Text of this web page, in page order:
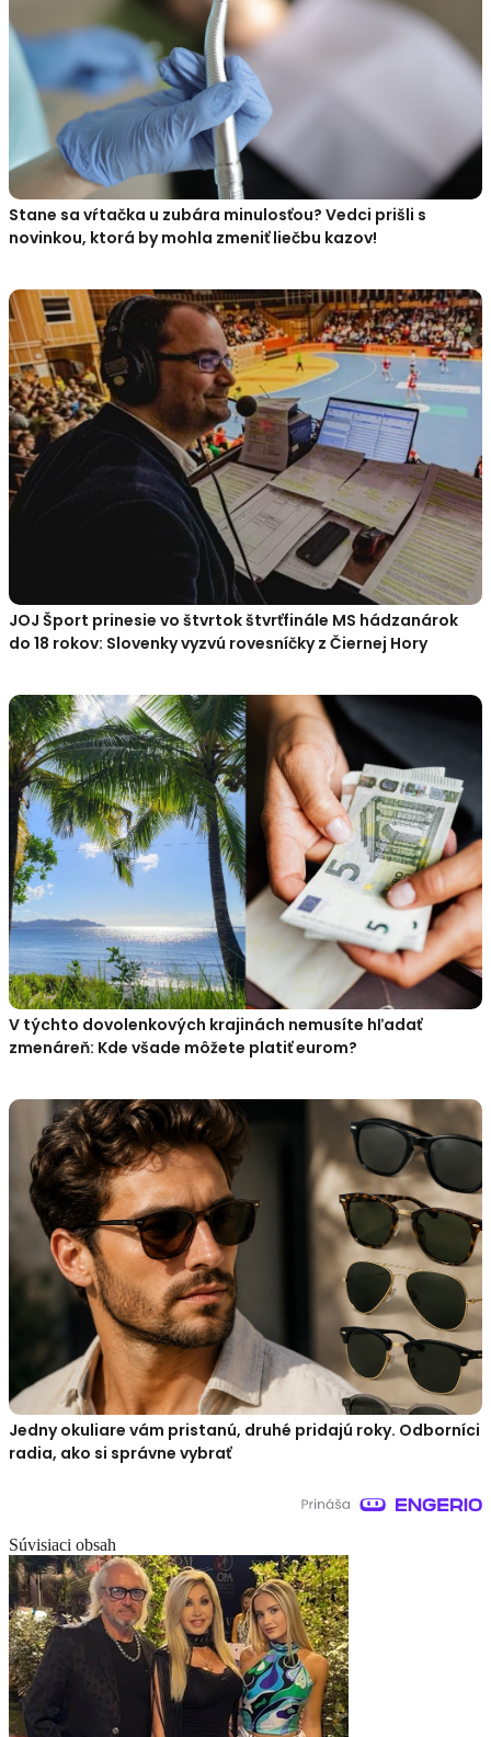
Stane sa vŕtačka u zubára minulosťou? Vedci prišli s
novinkou, ktorá by mohla zmeniť liečbu kazov!
JOJ Šport prinesie vo štvrtok štvrťfinále MS hádzanárok
do 18 rokov: Slovenky vyzvú rovesníčky z Čiernej Hory
V týchto dovolenkových krajinách nemusíte hľadať
zmenáreň: Kde všade môžete platiť eurom?
Jedny okuliare vám pristanú, druhé pridajú roky. Odborníci
radia, ako si správne vybrať
Súvisiaci obsah